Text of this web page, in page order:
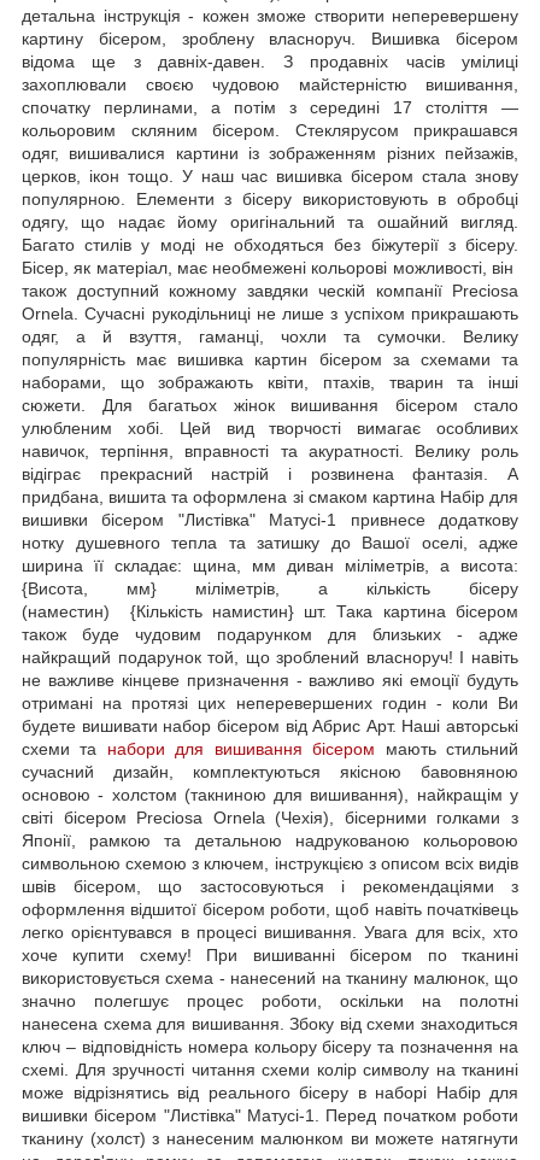
детальна інструкція - кожен зможе створити неперевершену
картину бісером, зроблену власноруч. Вишивка бісером
відома ще з давніх-давен. З продавніх часів умілиці
захоплювали своєю чудовою майстерністю вишивання,
спочатку перлинами, а потім з середині 17 століття —
кольоровим скляним бісером. Стеклярусом прикрашався
одяг, вишивалися картини із зображенням різних пейзажів,
церков, ікон тощо. У наш час вишивка бісером стала знову
популярною. Елементи з бісеру використовують в обробці
одягу, що надає йому оригінальний та ошайний вигляд.
Багато стилів у моді не обходяться без біжутерії з бісеру.
Бісер, як матеріал, має необмежені кольорові можливості, він
також доступний кожному завдяки ческій компанії Preciosa
Ornela. Сучасні рукодільниці не лише з успіхом прикрашають
одяг, а й взуття, гаманці, чохли та сумочки. Велику
популярність має вишивка картин бісером за схемами та
наборами, що зображають квіти, птахів, тварин та інші
сюжети. Для багатьох жінок вишивання бісером стало
улюбленим хобі. Цей вид творчості вимагає особливих
навичок, терпіння, вправності та акуратності. Велику роль
відіграє прекрасний настрій і розвинена фантазія. А
придбана, вишита та оформлена зі смаком картина Набір для
вишивки бісером "Листівка" Матусі-1 привнесе додаткову
нотку душевного тепла та затишку до Вашої оселі, адже
ширина її складає: щина, мм диван міліметрів, а висота:
{Висота, мм} міліметрів, а кількість бісеру
(наместин) {Кількість намистин} шт. Така картина бісером
також буде чудовим подарунком для близьких - адже
найкращий подарунок той, що зроблений власноруч! І навіть
не важливе кінцеве призначення - важливо які емоції будуть
отримані на протязі цих неперевершених годин - коли Ви
будете вишивати набор бісером від Абрис Арт. Наші авторські
схеми та набори для вишивання бісером мають стильний
сучасний дизайн, комплектуються якісною бавовняною
основою - холстом (такниною для вишивання), найкращім у
світі бісером Preciosa Ornela (Чехія), бісерними голками з
Японії, рамкою та детальною надрукованою кольоровою
символьною схемою з ключем, інструкцією з описом всіх видів
швів бісером, що застосовуються і рекомендаціями з
оформлення відшитої бісером роботи, щоб навіть початківець
легко орієнтувався в процесі вишивання. Увага для всіх, хто
хоче купити схему! При вишиванні бісером по тканині
використовується схема - нанесений на тканину малюнок, що
значно полегшує процес роботи, оскільки на полотні
нанесена схема для вишивання. Збоку від схеми знаходиться
ключ – відповідність номера кольору бісеру та позначення на
схемі. Для зручності читання схеми колір символу на тканині
може відрізнятись від реального бісеру в наборі Набір для
вишивки бісером "Листівка" Матусі-1. Перед початком роботи
тканину (холст) з нанесеним малюнком ви можете натягнути